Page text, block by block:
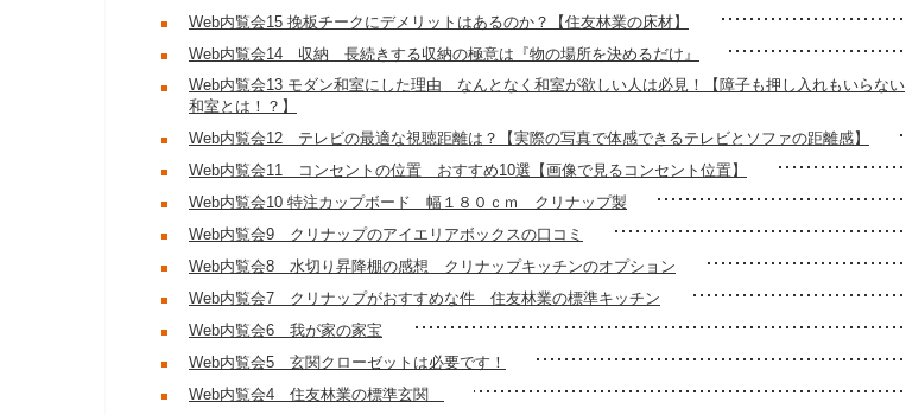
Web内覧会15 挽板チークにデメリットはあるのか？【住友林業の床材】
Web内覧会14 収納 長続きする収納の極意は『物の場所を決めるだけ』
Web内覧会13 モダン和室にした理由 なんとなく和室が欲しい人は必見！【障子も押し入れもいらない
和室とは！？】
Web内覧会12 テレビの最適な視聴距離は？【実際の写真で体感できるテレビとソファの距離感】
Web内覧会11 コンセントの位置 おすすめ10選【画像で見るコンセント位置】
Web内覧会10 特注カップボード 幅１８０ｃｍ クリナップ製
Web内覧会9 クリナップのアイエリアボックスの口コミ
Web内覧会8 水切り昇降棚の感想 クリナップキッチンのオプション
Web内覧会7 クリナップがおすすめな件 住友林業の標準キッチン
Web内覧会6 我が家の家宝
Web内覧会5 玄関クローゼットは必要です！
Web内覧会4 住友林業の標準玄関